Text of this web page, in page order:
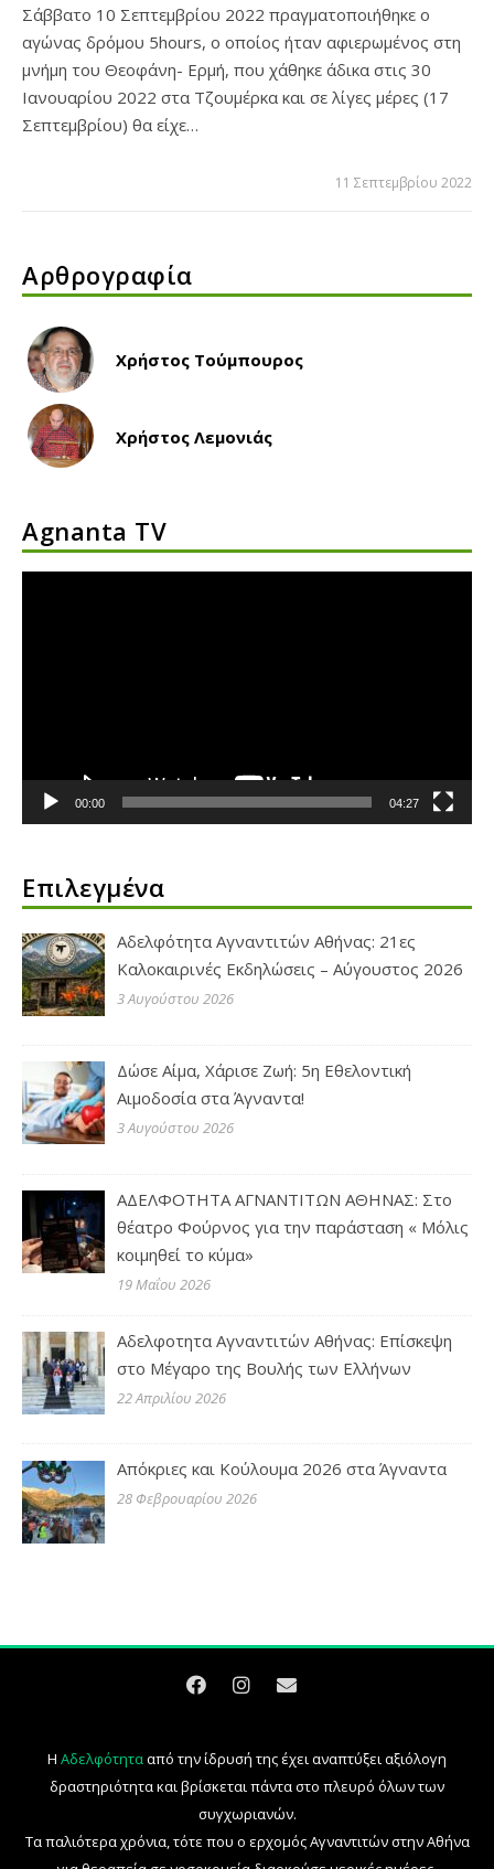
Σάββατο 10 Σεπτεμβρίου 2022 πραγματοποιήθηκε ο
αγώνας δρόμου 5hours, ο οποίος ήταν αφιερωμένος στη
μνήμη του Θεοφάνη- Ερμή, που χάθηκε άδικα στις 30
Ιανουαρίου 2022 στα Τζουμέρκα και σε λίγες μέρες (17
Σεπτεμβρίου) θα είχε…
11 Σεπτεμβρίου 2022
Αρθρογραφία
Χρήστος Τούμπουρος
Χρήστος Λεμονιάς
Agnanta TV
00:00 04:27
Επιλεγμένα
Αδελφότητα Αγναντιτών Αθήνας: 21ες
Καλοκαιρινές Εκδηλώσεις – Αύγουστος 2026
3 Αυγούστου 2026
Δώσε Αίμα, Χάρισε Ζωή: 5η Εθελοντική
Αιμοδοσία στα Άγναντα!
3 Αυγούστου 2026
ΑΔΕΛΦΟΤΗΤΑ ΑΓΝΑΝΤΙΤΩΝ ΑΘΗΝΑΣ: Στο
θέατρο Φούρνος για την παράσταση « Μόλις
κοιμηθεί το κύμα»
19 Μαΐου 2026
Αδελφοτητα Αγναντιτών Αθήνας: Επίσκεψη
στο Μέγαρο της Βουλής των Ελλήνων
22 Απριλίου 2026
Απόκριες και Κούλουμα 2026 στα Άγναντα
28 Φεβρουαρίου 2026
Η Αδελφότητααπό την ίδρυσή της έχει αναπτύξει αξιόλογη
δραστηριότητα και βρίσκεται πάντα στο πλευρό όλων των
συγχωριανών.
Τα παλιότερα χρόνια, τότε που ο ερχομός Αγναντιτών στην Αθήνα